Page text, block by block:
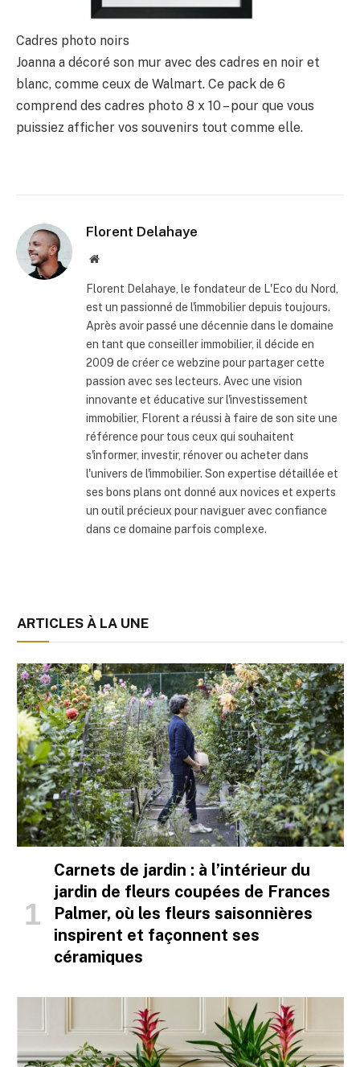
Cadres photo noirs
Joanna a décoré son mur avec des cadres en noir et
blanc, comme ceux de Walmart. Ce pack de 6
comprend des cadres photo 8 x 10 – pour que vous
puissiez afficher vos souvenirs tout comme elle.
Florent Delahaye
Site
Florent Delahaye, le fondateur de L'Eco du Nord,
est un passionné de l'immobilier depuis toujours.
Après avoir passé une décennie dans le domaine
en tant que conseiller immobilier, il décide en
2009 de créer ce webzine pour partager cette
passion avec ses lecteurs. Avec une vision
innovante et éducative sur l'investissement
immobilier, Florent a réussi à faire de son site une
référence pour tous ceux qui souhaitent
s'informer, investir, rénover ou acheter dans
l'univers de l'immobilier. Son expertise détaillée et
ses bons plans ont donné aux novices et experts
un outil précieux pour naviguer avec confiance
dans ce domaine parfois complexe.
ARTICLES À LA UNE
Carnets de jardin : à l’intérieur du
jardin de fleurs coupées de Frances
Palmer, où les fleurs saisonnières
inspirent et façonnent ses
céramiques